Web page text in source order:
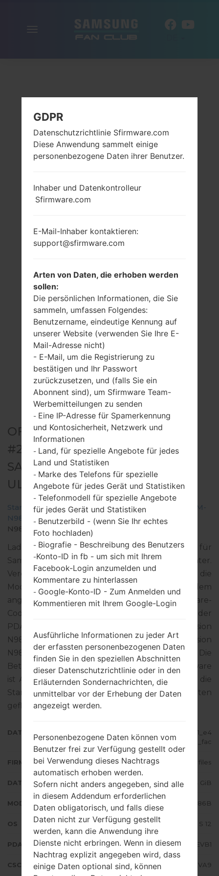
OFFIZIELLER FIRMWARE
#291836 FÜR SM-N986B -
SAMSUNGGALAXY NOTE 20
ULTRA 5G
Startseite →Galaxy Note 20 Ultra 5G
SamsungSM-
N986B
→SM-
N986B_3_20220204140241_e4zod5gmv3_fac.zip
Laden Sie das neueste Firmware-Update für
Samsung Galaxy Note 20 Ultra 5G herunter.
Vergessen Sie jedoch nicht zu überprüfen, ob die
Modellnummer Ihres Smartphones dem
angegebenen SM-N986B entspricht. Der Firmware-
Code TIM ist für ITALY. Das Produkt wird mit der
PDA-Version N986BXXS3EVB1 und CSC-Version
N986BOXM3EVA9, MODEM-Version
N986BXXU3EVA9 geliefert. Die
Betriebssystemversion der angegebenen Firmware
ist Android S 12. Detalierte Anleitung, wie man die
Standart - Firmware auf Samsung-Geräten
geflascht wird,gibt es hier
DATEINAME
SM-N986B_3_20220204140241_e4
zod5gmv3_fac
FIRMWARE TYP 4 files
DATEIGRÖSSE 7.4 GiB
MODELL Samsung SM-N986B
OS Android S 12
PDA/AP AUSFÜHRUNG N986BXXS3EVB1
CSC AUSFÜHRUNG N986BOXM3EVA9
GDPR
Datenschutzrichtlinie Sfirmware.com
Diese Anwendung sammelt einige
personenbezogene Daten ihrer Benutzer.
Inhaber und Datenkontrolleur
Sfirmware.com
E-Mail-Inhaber kontaktieren:
support@sfirmware.com
Arten von Daten, die erhoben werden
sollen:
Die persönlichen Informationen, die Sie
sammeln, umfassen Folgendes:
Benutzername, eindeutige Kennung auf
unserer Website (verwenden Sie Ihre E-
Mail-Adresse nicht)
- E-Mail, um die Registrierung zu
bestätigen und Ihr Passwort
zurückzusetzen, und (falls Sie ein
Abonnent sind), um Sfirmware Team-
Werbemitteilungen zu senden
- Eine IP-Adresse für Spamerkennung
und Kontosicherheit, Netzwerk und
Informationen
- Land, für spezielle Angebote für jedes
Land und Statistiken
- Marke des Telefons für spezielle
Angebote für jedes Gerät und Statistiken
- Telefonmodell für spezielle Angebote
für jedes Gerät und Statistiken
- Benutzerbild - (wenn Sie Ihr echtes
Foto hochladen)
- Biografie - Beschreibung des Benutzers
-Konto-ID in fb - um sich mit Ihrem
Facebook-Login anzumelden und
Kommentare zu hinterlassen
- Google-Konto-ID - Zum Anmelden und
Kommentieren mit Ihrem Google-Login
Ausführliche Informationen zu jeder Art
der erfassten personenbezogenen Daten
finden Sie in den speziellen Abschnitten
dieser Datenschutzrichtlinie oder in den
Erläuternden Sondernachrichten, die
unmittelbar vor der Erhebung der Daten
angezeigt werden.
Personenbezogene Daten können vom
Benutzer frei zur Verfügung gestellt oder
bei Verwendung dieses Nachtrags
automatisch erhoben werden.
Sofern nicht anders angegeben, sind alle
in diesem Addendum erforderlichen
Daten obligatorisch, und falls diese
Daten nicht zur Verfügung gestellt
werden, kann die Anwendung ihre
Dienste nicht erbringen. Wenn in diesem
Nachtrag explizit angegeben wird, dass
einige Daten optional sind, können